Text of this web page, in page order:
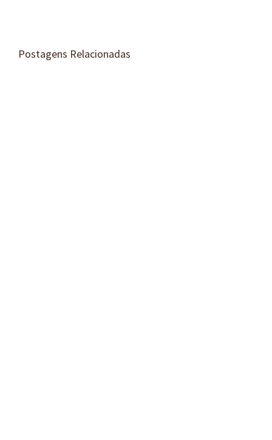
Postagens Relacionadas